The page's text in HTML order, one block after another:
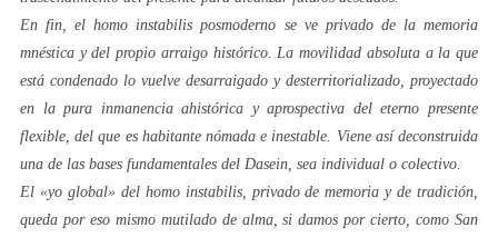
En fin, elhomo instabilis posmoderno se ve privado de la memoria
mnéstica y del propio arraigo histórico. La movilidad absoluta a la que
está condenado lo vuelve desarraigado y desterritorializado, proyectado
en la pura inmanenciaahistórica yaprospectiva del eterno presente
flexible, del que es habitante nómada e inestable. Viene así deconstruida
una de las bases fundamentales del Dasein , sea individual o colectivo.
El «yo global» del homo instabilis, privado de memoria y de tradición,
queda por eso mismo mutilado de alma, si damos por cierto, como San